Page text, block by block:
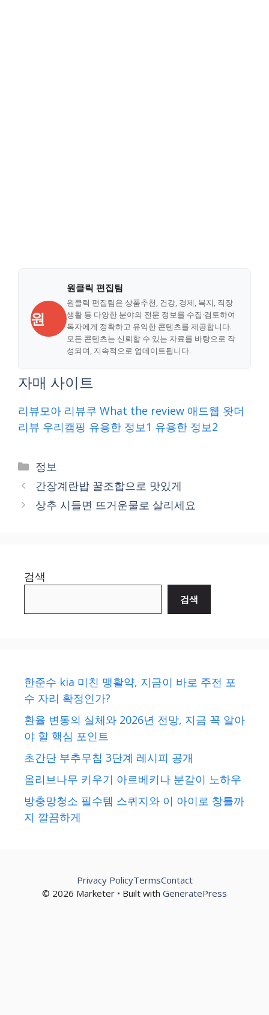
원
원클릭 편집팀
원클릭 편집팀은 상품추천, 건강, 경제, 복지, 직장
생활 등 다양한 분야의 전문 정보를 수집·검토하여
독자에게 정확하고 유익한 콘텐츠를 제공합니다.
모든 콘텐츠는 신뢰할 수 있는 자료를 바탕으로 작
성되며, 지속적으로 업데이트됩니다.
자매 사이트
리뷰모아 리뷰쿠 What the review 애드웹 왓더
리뷰 우리캠핑 유용한 정보1 유용한 정보2
Categories
정보
간장계란밥 꿀조합으로 맛있게
상추 시들면 뜨거운물로 살리세요
검색
검색
한준수 kia 미친 맹활약, 지금이 바로 주전 포
수 자리 확정인가?
환율 변동의 실체와 2026년 전망, 지금 꼭 알아
야 할 핵심 포인트
초간단 부추무침 3단계 레시피 공개
올리브나무 키우기 아르베키나 분갈이 노하우
방충망청소 필수템 스퀴지와 이 아이로 창틀까
지 깔끔하게
© 2026 Marketer • Built with GeneratePress
Privacy PolicyTermsContact